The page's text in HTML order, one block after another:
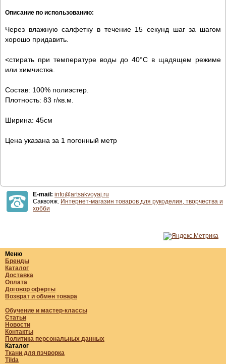
Описание по использованию:
Через влажную салфетку в течение 15 секунд шаг за шагом
хорошо придавить.
<стирать при температуре воды до 40°C в щадящем режиме
или химчистка.
Состав: 100% полиэстер.
Плотность: 83 г/кв.м.
Ширина: 45см
Цена указана за 1 погонный метр
E-mail: info@artsakvoyaj.ru
Саквояж. Интернет-магазин товаров для рукоделия, творчества и
хобби
Меню
Бренды
Каталог
Доставка
Оплата
Договор оферты
Возврат и обмен товара
Обучение и мастер-классы
Статьи
Новости
Контакты
Политика персональных данных
Каталог
Ткани для пэчворка
Tilda